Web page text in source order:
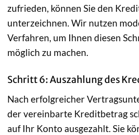
zufrieden, können Sie den
unterzeichnen. Wir nutzen
Verfahren, um Ihnen diesen
möglich zu machen.
Schritt 6: Auszahlung des
Nach erfolgreicher
der vereinbarte Kreditbetrag
auf Ihr Konto ausgezahlt. Sie